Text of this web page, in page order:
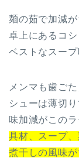
麺の茹で加減
卓上にあるコ
ベストなスープ
メンマも歯ご
シューは薄切
味加減がこの
具材、スープ
煮干しの風味